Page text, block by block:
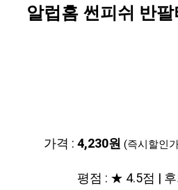
알럽홈 썬피쉬 반팔
가격 :4,230원 (즉시할인
평점 : ★ 4.5점 |